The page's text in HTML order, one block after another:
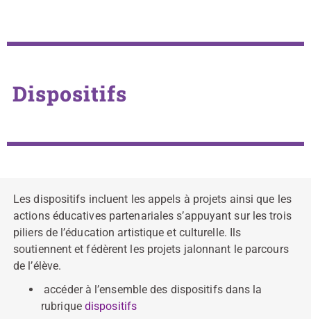
Dispositifs
Les dispositifs incluent les appels à projets ainsi que les
actions éducatives partenariales s’appuyant sur les trois
piliers de l’éducation artistique et culturelle. Ils
soutiennent et fédèrent les projets jalonnant le parcours
de l’élève.
accéder à l’ensemble des dispositifs dans la
rubrique dispositifs